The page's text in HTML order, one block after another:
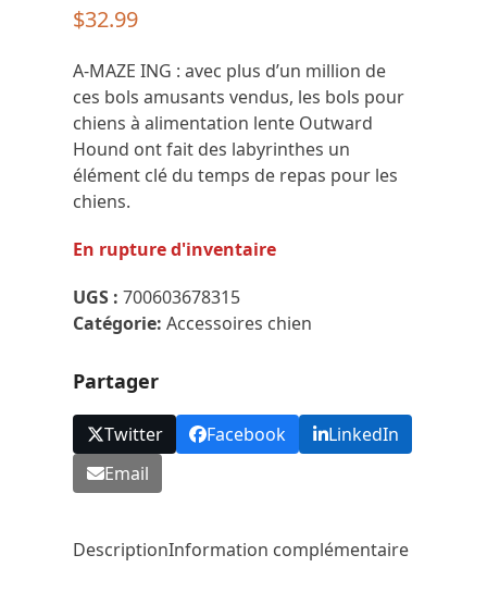
$32.99
A-MAZE ING : avec plus d’un million de
ces bols amusants vendus, les bols pour
chiens à alimentation lente Outward
Hound ont fait des labyrinthes un
élément clé du temps de repas pour les
chiens.
En rupture d'inventaire
UGS :700603678315
Catégorie:Accessoires chien
Partager
Twitter Facebook
LinkedIn
Email
DescriptionInformation complémentaire